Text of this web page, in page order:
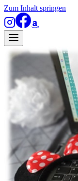
Zum Inhalt springen